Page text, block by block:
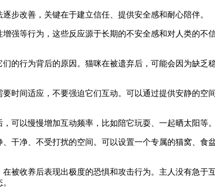
步改善，关键在于建立信任、提供安全感和耐心陪伴。
强等行为，这些反应源于长期的不安全感和对人类的
的行为背后的原因。猫咪在被遗弃后，可能会因为缺
时间适应，不要强迫它们互动。可以通过提供安静的
可以慢慢增加互动频率，比如陪它玩耍、一起晒太阳等
干净、不受打扰的空间。可以设置一个专属的猫窝、
被收养后表现出极度的恐惧和攻击行为。主人没有急